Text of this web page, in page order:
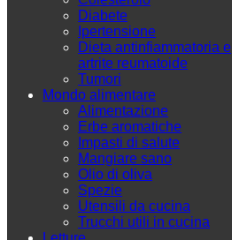
Diabete
Ipertensione
Dieta antinfiammatoria e
artrite reumatoide
Tumori
Mondo alimentare
Alimentazione
Erbe aromatiche
Impasti di salute
Mangiare sano
Olio di oliva
Spezie
Utensili da cucina
Trucchi utili in cucina